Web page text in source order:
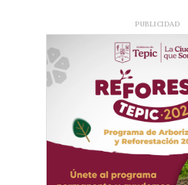
PUBLICIDAD